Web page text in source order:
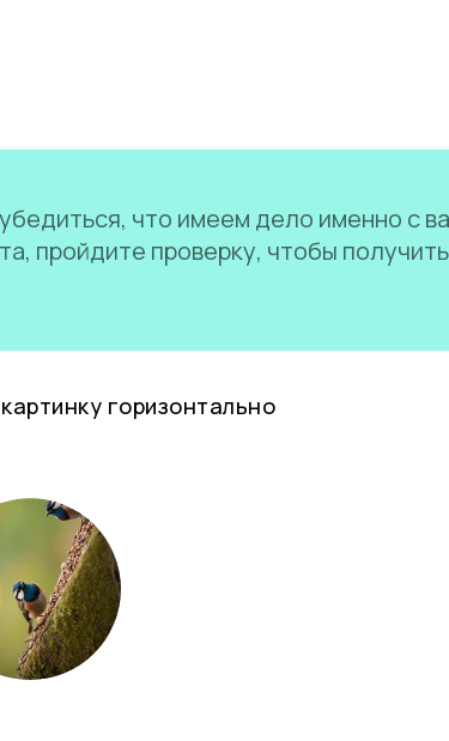
что имеем дело именно с
пройдите проверку, чтобы
горизонтально